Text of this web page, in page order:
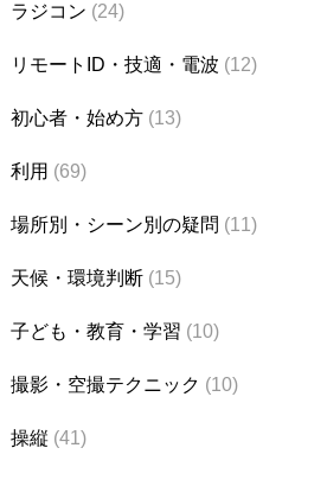
ラジコン (24)
リモートID・技適・電波 (12)
初心者・始め方 (13)
利用 (69)
場所別・シーン別の疑問 (11)
天候・環境判断 (15)
子ども・教育・学習 (10)
撮影・空撮テクニック (10)
操縦 (41)